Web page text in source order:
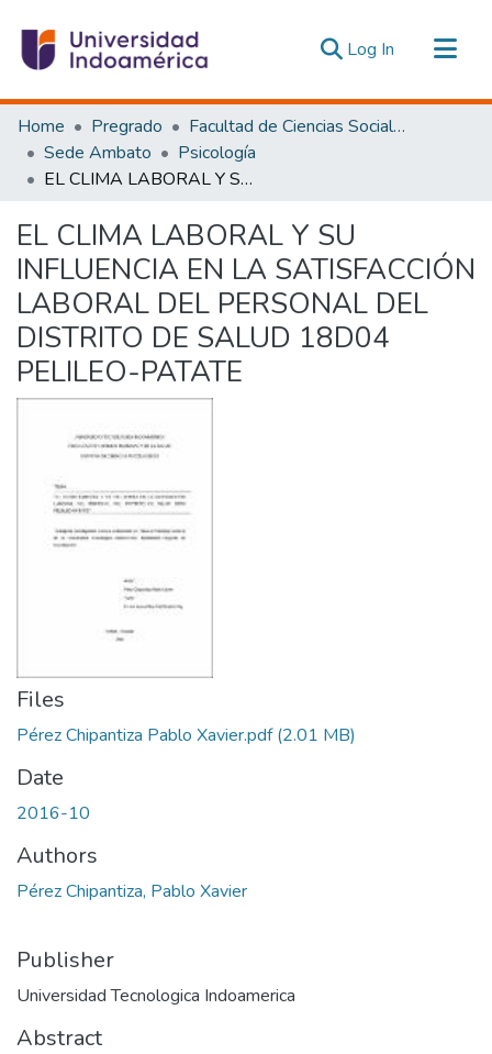
Log In (current)
Communities & Collections
All of DSpace
Statistics
Home Pregrado
Facultad de Ciencias Sociales y Humanas
Sede Ambato
Psicología
EL CLIMA LABORAL Y SU INFLUENCIA EN LA SATISFACCIÓN LABORAL DEL PERSONAL DEL DISTRITO DE SALUD 18D04 PELILEO-PATATE
EL CLIMA LABORAL Y SU
INFLUENCIA EN LA SATISFACCIÓN
LABORAL DEL PERSONAL DEL
DISTRITO DE SALUD 18D04
PELILEO-PATATE
Files
Pérez Chipantiza Pablo Xavier.pdf(2.01 MB)
Date
2016-10
Authors
Pérez Chipantiza, Pablo Xavier
Publisher
Universidad Tecnologica Indoamerica
Abstract